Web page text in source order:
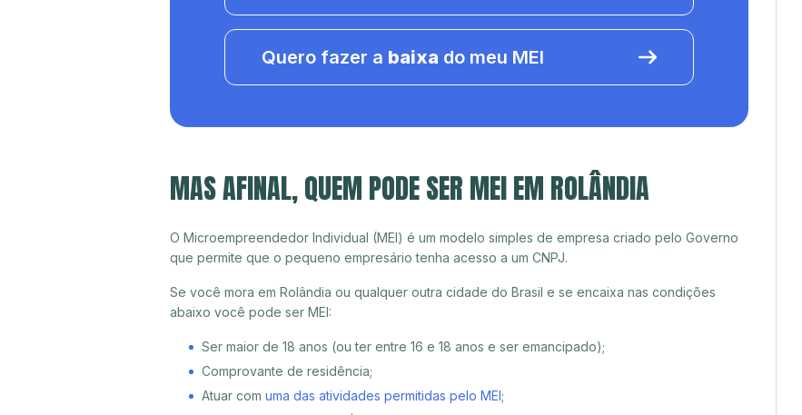
Quero fazer a baixa do meu MEI
MAS AFINAL, QUEM PODE SER MEI EM ROLÂNDIA
O Microempreendedor Individual (MEI) é um modelo simples de empresa criado pelo Governo
que permite que o pequeno empresário tenha acesso a um CNPJ.
Se você mora em Rolândia ou qualquer outra cidade do Brasil e se encaixa nas condições
abaixo você pode ser MEI:
Ser maior de 18 anos (ou ter entre 16 e 18 anos e ser emancipado);
Comprovante de residência;
Atuar com uma das atividades permitidas pelo MEI;